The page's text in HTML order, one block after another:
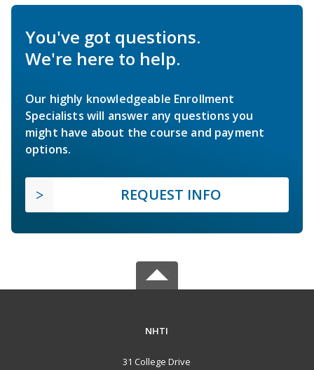
You've got questions.
We're here to help.
Our highly knowledgeable Enrollment
Specialists will answer any questions you
might have about the course and payment
options.
REQUEST INFO
NHTI
31 College Drive